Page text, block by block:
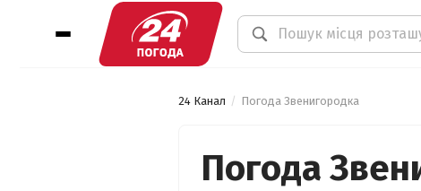
24 Канал Погода Звенигородка
Погода